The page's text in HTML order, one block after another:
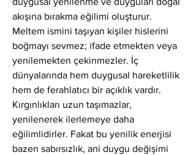
akışına bırakma eğilimi oluşturur.
Meltem ismini taşıyan kişiler hislerini
boğmayı sevmez; ifade etmekten veya
yenilemekten çekinmezler. İç
dünyalarında hem duygusal hareketlilik
hem de ferahlatıcı bir açıklık vardır.
Kırgınlıkları uzun taşımazlar,
yenilenerek ilerlemeye daha
eğilimlidirler. Fakat bu yenilik enerjisi
bazen sabırsızlık, ani duygu değişimi